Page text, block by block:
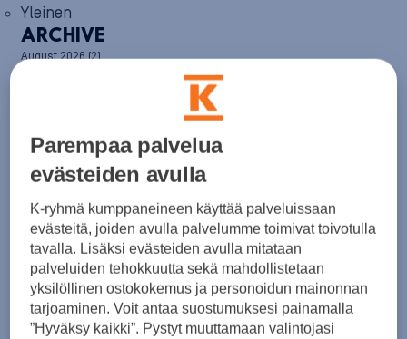
Yleinen
ARCHIVE
August 2026(2)
March 2026(8)
February 2026
(5)
January 2026(6)
December 2025
November 2025
(7)
October 2025(8)
September 2025(5)
August 2025(6)
July 2025(7)
June 2025(7)
May 2025(6)
Parempaa palvelua
evästeiden avulla
K-ryhmä kumppaneineen käyttää palveluissaan
evästeitä, joiden avulla palvelumme toimivat toivotulla
tavalla. Lisäksi evästeiden avulla mitataan
palveluiden tehokkuutta sekä mahdollistetaan
yksilöllinen ostokokemus ja personoidun mainonnan
tarjoaminen. Voit antaa suostumuksesi painamalla
”Hyväksy kaikki”. Pystyt muuttamaan valintojasi